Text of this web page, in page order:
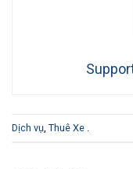
Dịch vụ Thuê Xe